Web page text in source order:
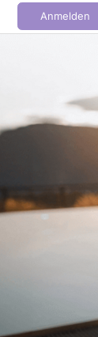
Anmelden